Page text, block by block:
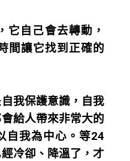
它自己會去轉動，
間讓它找到正確的
我保護意識，自我
給人帶來非常大的
自我為中心。等24
冷卻、降溫了，才